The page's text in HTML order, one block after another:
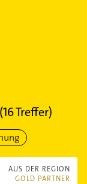
(16Treffer)
AUS DER REGION
GOLD PARTNER